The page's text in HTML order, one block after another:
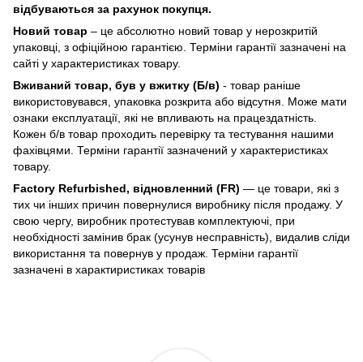
відбуваються за рахунок покупця.
Новий товар – це абсолютно новий товар у нерозкритій
упаковці, з офіційною гарантією. Терміни гарантії зазначені на
сайті у характеристиках товару.
Вживаний товар, був у вжитку (Б/в) - товар раніше
використовувався, упаковка розкрита або відсутня. Може мати
ознаки експлуатації, які не впливають на працездатність.
Кожен б/в товар проходить перевірку та тестування нашими
фахівцями. Терміни гарантії зазначений у характеристиках
товару.
Factory Refurbished, відновленний (FR) — це товари, які з
тих чи інших причин повернулися виробнику після продажу. У
свою чергу, виробник протестував комплектуючі, при
необхідності замінив брак (усунув несправність), видалив сліди
використання та повернув у продаж. Терміни гарантії
зазначені в характиристиках товарів